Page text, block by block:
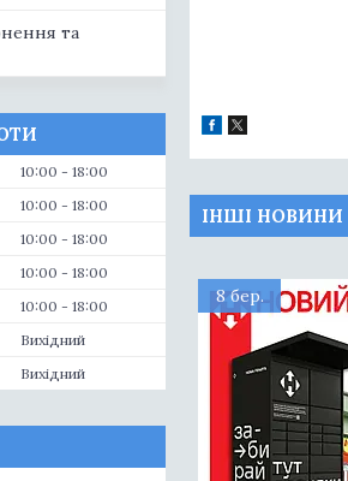
ІНШІ НОВИНИ
8 бер.
та
10:00
18:00
10:00
18:00
10:00
18:00
10:00
18:00
10:00
18:00
Вихідний
Вихідний